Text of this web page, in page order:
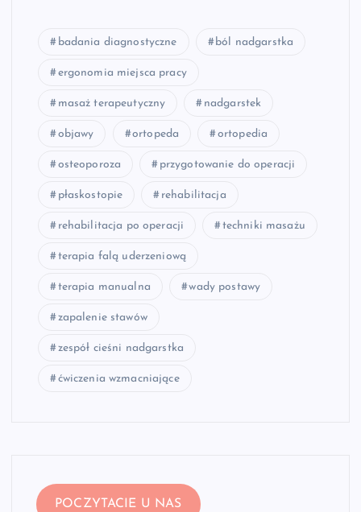
badania diagnostyczne ból nadgarstka
ergonomia miejsca pracy
masaż terapeutyczny nadgarstek
objawy ortopeda ortopedia
osteoporoza przygotowanie do operacji
płaskostopie rehabilitacja
rehabilitacja po operacji techniki masażu
terapia falą uderzeniową
terapia manualna wady postawy
zapalenie stawów
zespół cieśni nadgarstka
ćwiczenia wzmacniające
POCZYTACIE U NAS